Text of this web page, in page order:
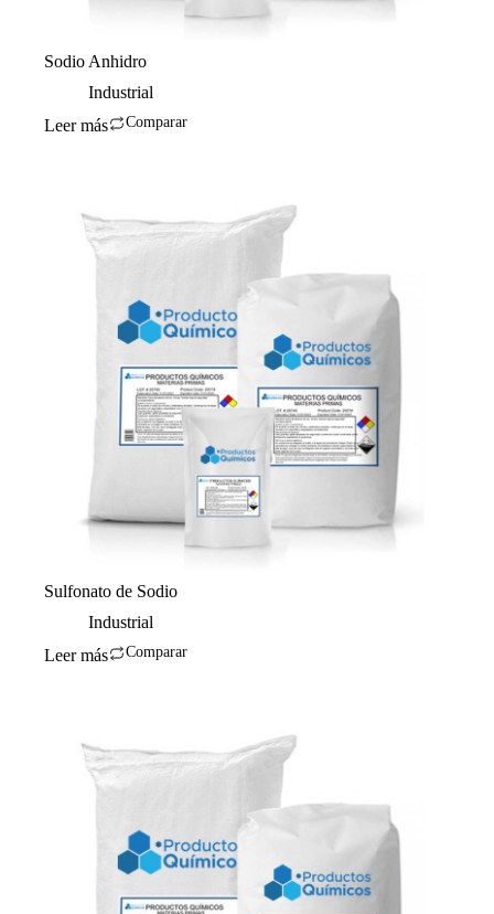
Sodio Anhidro
Industrial
Leer más
Comparar
Sulfonato de Sodio
Industrial
Leer más
Comparar